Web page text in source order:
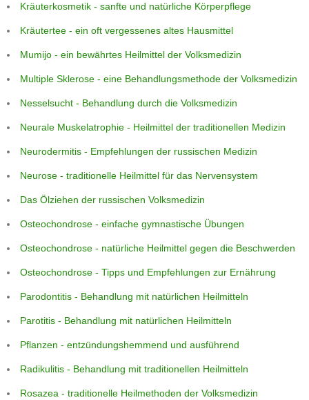
Kräuterkosmetik - sanfte und natürliche Körperpflege
Kräutertee - ein oft vergessenes altes Hausmittel
Mumijo - ein bewährtes Heilmittel der Volksmedizin
Multiple Sklerose - eine Behandlungsmethode der Volksmedizin
Nesselsucht - Behandlung durch die Volksmedizin
Neurale Muskelatrophie - Heilmittel der traditionellen Medizin
Neurodermitis - Empfehlungen der russischen Medizin
Neurose - traditionelle Heilmittel für das Nervensystem
Das Ölziehen der russischen Volksmedizin
Osteochondrose - einfache gymnastische Übungen
Osteochondrose - natürliche Heilmittel gegen die Beschwerden
Osteochondrose - Tipps und Empfehlungen zur Ernährung
Parodontitis - Behandlung mit natürlichen Heilmitteln
Parotitis - Behandlung mit natürlichen Heilmitteln
Pflanzen - entzündungshemmend und ausführend
Radikulitis - Behandlung mit traditionellen Heilmitteln
Rosazea - traditionelle Heilmethoden der Volksmedizin